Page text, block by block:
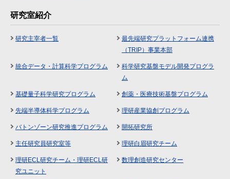
研究室紹介
研究主宰者一覧
最先端研究プラットフォーム連携
（TRIP）事業本部
統合データ・計算科学プログラム
科学研究基盤モデル開発プログラ
ム
基礎量子科学研究プログラム 創薬・医療技術基盤プログラム
先端半導体科学プログラム 理研産業協創プログラム
バトンゾーン研究推進プログラム 開拓研究所
主任研究員研究室等 理研白眉研究チーム
理研ECL研究チーム・理研ECL研
究ユニット
数理創造研究センター